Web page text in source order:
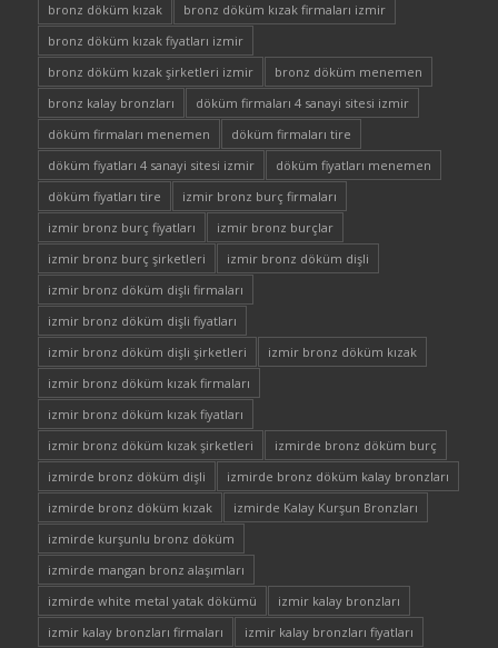
bronz döküm kızak
bronz döküm kızak firmaları izmir
bronz döküm kızak fiyatları izmir
bronz döküm kızak şirketleri izmir
bronz döküm menemen
bronz kalay bronzları
döküm firmaları 4 sanayi sitesi izmir
döküm firmaları menemen
döküm firmaları tire
döküm fiyatları 4 sanayi sitesi izmir
döküm fiyatları menemen
döküm fiyatları tire
izmir bronz burç firmaları
izmir bronz burç fiyatları
izmir bronz burçlar
izmir bronz burç şirketleri
izmir bronz döküm dişli
izmir bronz döküm dişli firmaları
izmir bronz döküm dişli fiyatları
izmir bronz döküm dişli şirketleri
izmir bronz döküm kızak
izmir bronz döküm kızak firmaları
izmir bronz döküm kızak fiyatları
izmir bronz döküm kızak şirketleri
izmirde bronz döküm burç
izmirde bronz döküm dişli
izmirde bronz döküm kalay bronzları
izmirde bronz döküm kızak
izmirde Kalay Kurşun Bronzları
izmirde kurşunlu bronz döküm
izmirde mangan bronz alaşımları
izmirde white metal yatak dökümü
izmir kalay bronzları
izmir kalay bronzları firmaları
izmir kalay bronzları fiyatları